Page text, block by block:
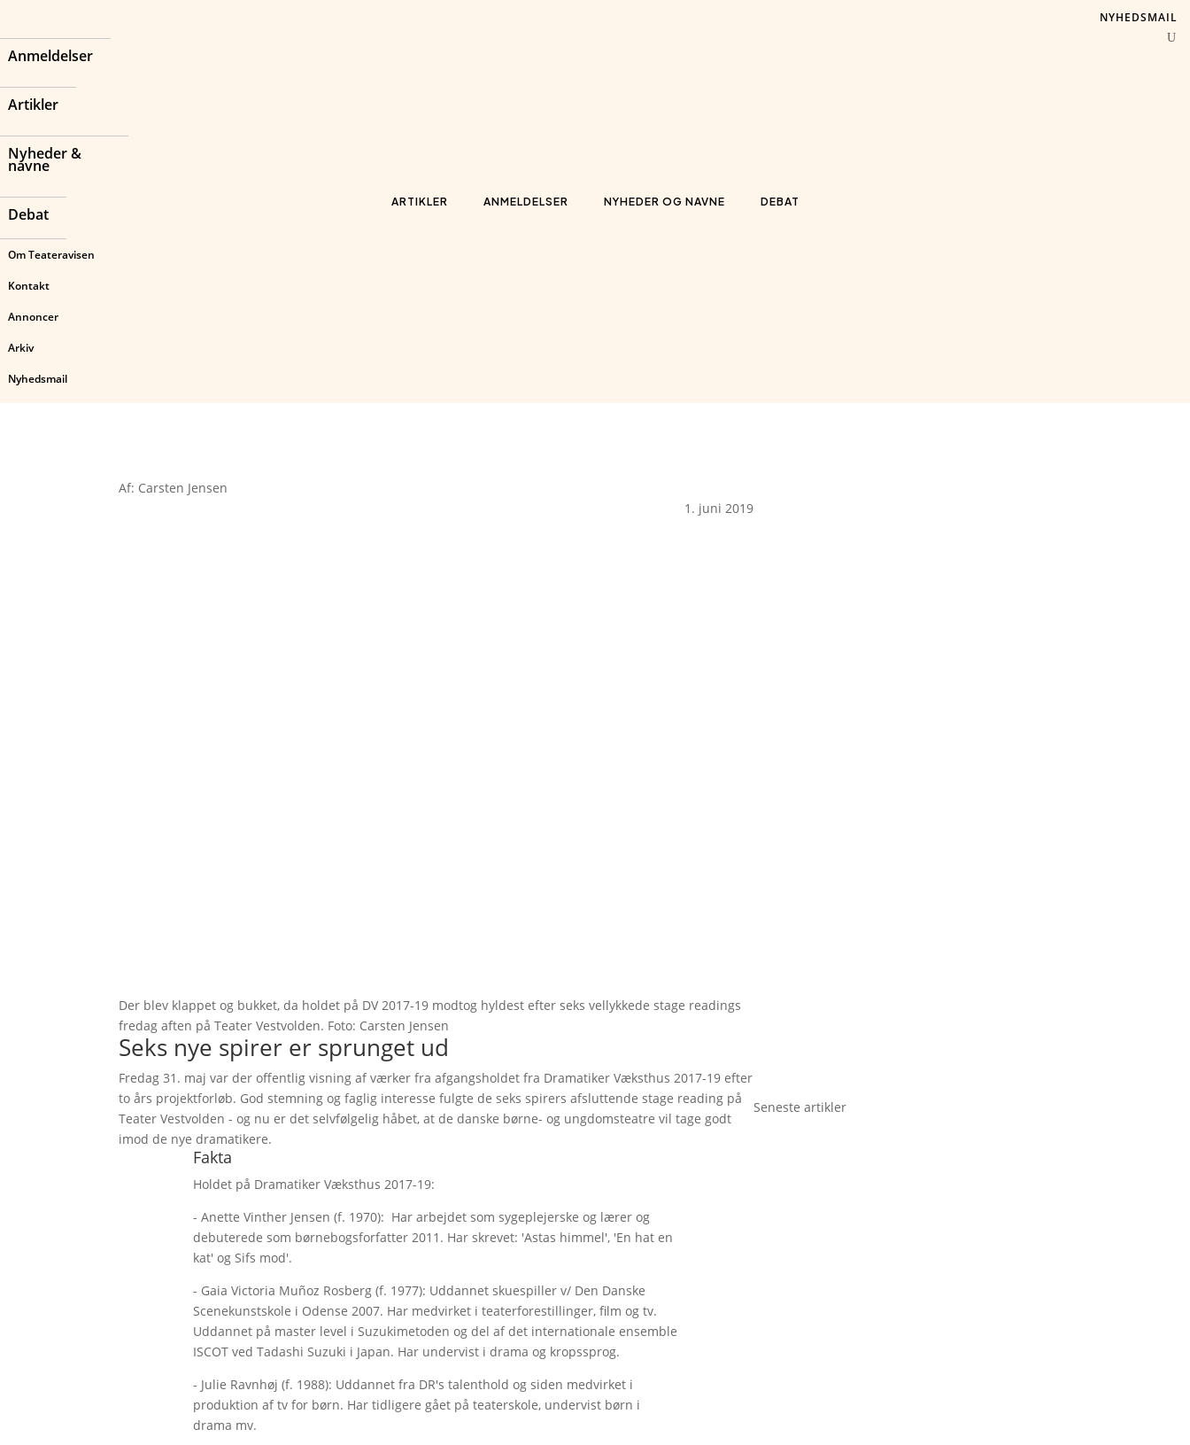
Anmeldelser
Artikler
Nyheder &
navne
Debat
Om Teateravisen
Kontakt
Annoncer
Arkiv
Nyhedsmail
ARTIKLER ANMELDELSER NYHEDER OG NAVNE DEBAT
NYHEDSMAIL
Af: Carsten Jensen
1. juni 2019
Der blev klappet og bukket, da holdet på DV 2017-19 modtog hyldest efter seks vellykkede stage readings
fredag aften på Teater Vestvolden. Foto: Carsten Jensen
Seks nye spirer er sprunget ud
Fredag 31. maj var der offentlig visning af værker fra afgangsholdet fra Dramatiker Væksthus 2017-19 efter
to års projektforløb. God stemning og faglig interesse fulgte de seks spirers afsluttende stage reading på
Teater Vestvolden - og nu er det selvfølgelig håbet, at de danske børne- og ungdomsteatre vil tage godt
imod de nye dramatikere.
Fakta
Holdet på Dramatiker Væksthus 2017-19:
- Anette Vinther Jensen (f. 1970): Har arbejdet som sygeplejerske og lærer og
debuterede som børnebogsforfatter 2011. Har skrevet: 'Astas himmel', 'En hat en
kat' og Sifs mod'.
- Gaia Victoria Muñoz Rosberg (f. 1977): Uddannet skuespiller v/ Den Danske
Scenekunstskole i Odense 2007. Har medvirket i teaterforestillinger, film og tv.
Uddannet på master level i Suzukimetoden og del af det internationale ensemble
ISCOT ved Tadashi Suzuki i Japan. Har undervist i drama og kropssprog.
- Julie Ravnhøj (f. 1988): Uddannet fra DR's talenthold og siden medvirket i
produktion af tv for børn. Har tidligere gået på teaterskole, undervist børn i
drama mv.
Seneste artikler